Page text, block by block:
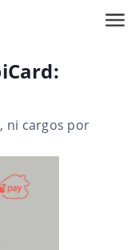
ni cargos por